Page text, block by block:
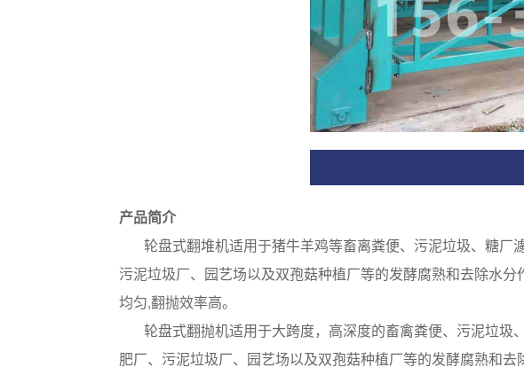
产品简介
轮盘式翻堆机适用于猪牛羊鸡等畜离粪便、污泥垃圾、糖厂
污泥垃圾厂、园艺场以及双孢菇种植厂等的发酵腐熟和去除水
均匀,翻抛效率高。
轮盘式翻抛机适用于大跨度，高深度的畜禽粪便、污泥垃圾
肥厂、污泥垃圾厂、园艺场以及双孢菇种植厂等的发酵腐熟和去